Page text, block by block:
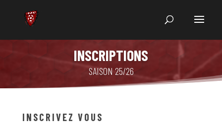
INSCRIPTIONS
SAISON 25/26
INSCRIVEZ VOUS